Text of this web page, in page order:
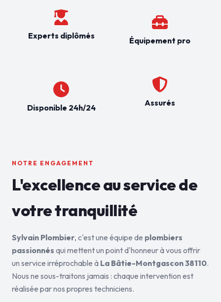
Experts diplômés
Disponible 24h/24
Équipement pro
Assurés
NOTRE ENGAGEMENT
L'excellence au service de
votre tranquillité
Sylvain Plombier, c'est une équipe de plombiers
passionnés qui mettent un point d'honneur à vous offrir
un service irréprochable à La Bâtie-Montgascon 38110.
Nous ne sous-traitons jamais : chaque intervention est
réalisée par nos propres techniciens.